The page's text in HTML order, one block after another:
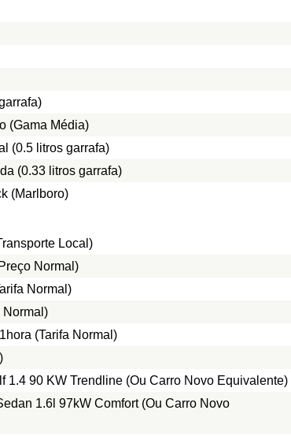
(Gama Média)
(0.5 litros garrafa)
(0.33 litros garrafa)
(Marlboro)
Local)
Normal)
Normal)
Normal)
(Tarifa Normal)
1.4 90 KW Trendline (Ou Carro Novo Equivalente)
1.6l 97kW Comfort (Ou Carro Novo